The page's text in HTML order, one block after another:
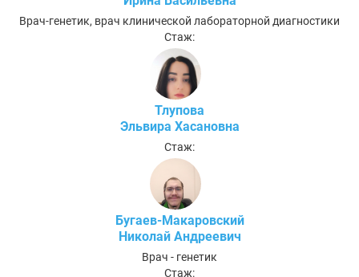
Врач-генетик, врач клинической лабораторной диагностики
Стаж:
Тлупова
Эльвира Хасановна
Стаж:
Бугаев-Макаровский
Николай Андреевич
Врач - генетик
Стаж: